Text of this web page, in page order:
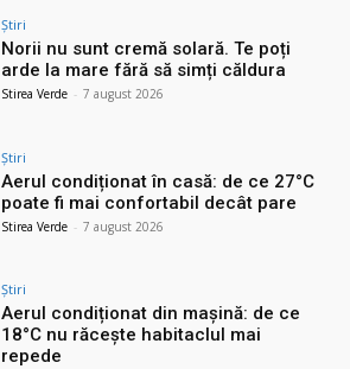
Știri
Norii nu sunt cremă solară. Te poți
arde la mare fără să simți căldura
Stirea Verde - 7 august 2026
Știri
Aerul condiționat în casă: de ce 27°C
poate fi mai confortabil decât pare
Stirea Verde - 7 august 2026
Știri
Aerul condiționat din mașină: de ce
18°C nu răcește habitaclul mai
repede